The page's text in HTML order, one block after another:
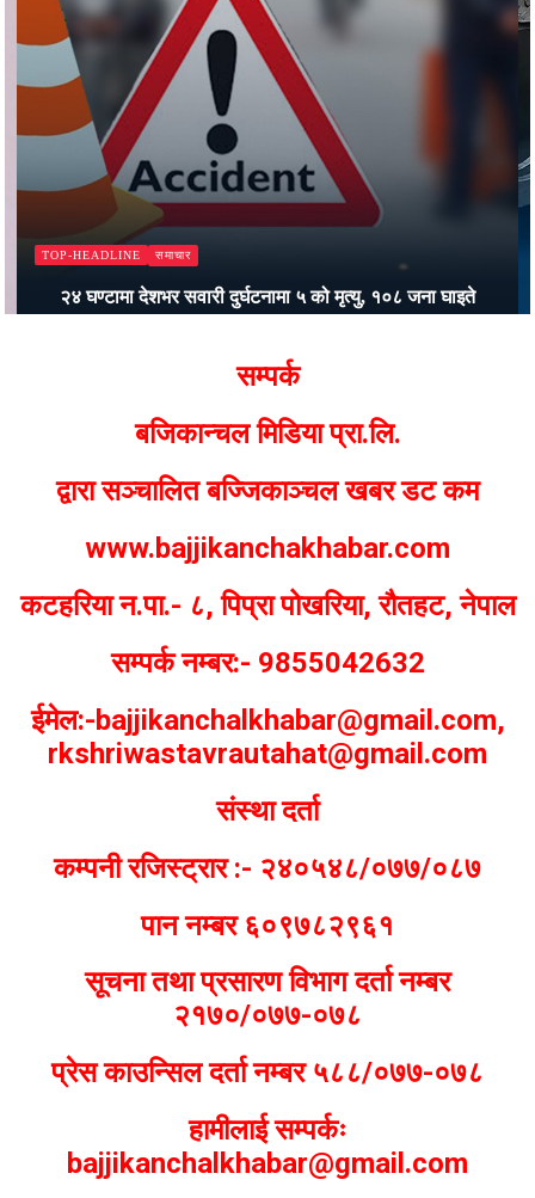
TOP-HEADLINE समाचार
२४ घण्टामा देशभर सवारी दुर्घटनामा ५ को मृत्यु, १०८ जना घाइते
सम्पर्क
बजिकान्चल मिडिया प्रा.लि.
द्वारा सञ्चालित बज्जिकाञ्चल खबर डट कम
www.bajjikanchakhabar.com
कटहरिया न.पा.- ८, पिप्रा पोखरिया, रौतहट, नेपाल
सम्पर्क नम्बर:- 9855042632
ईमेल:-bajjikanchalkhabar@gmail.com,
rkshriwastavrautahat@gmail.com
संस्था दर्ता
कम्पनी रजिस्ट्रार :- २४०५४८/०७७/०८७
पान नम्बर ६०९७८२९६१
सूचना तथा प्रसारण विभाग दर्ता नम्बर
२१७०/०७७-०७८
प्रेस काउन्सिल दर्ता नम्बर ५८८/०७७-०७८
हामीलाई सम्पर्कः
bajjikanchalkhabar@gmail.com